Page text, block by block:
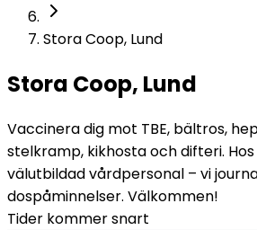
Stora Coop, Lund
Stora Coop, Lund
Vaccinera dig mot TBE, bältros,
stelkramp, kikhosta och difteri.
välutbildad vårdpersonal – vi
dospåminnelser. Välkommen!
Tider kommer snart